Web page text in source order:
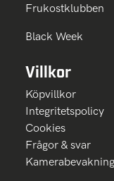
Frukostklubben
Black Week
Villkor
Köpvillkor
Integritetspolicy
Cookies
Frågor & svar
Kamerabevakning